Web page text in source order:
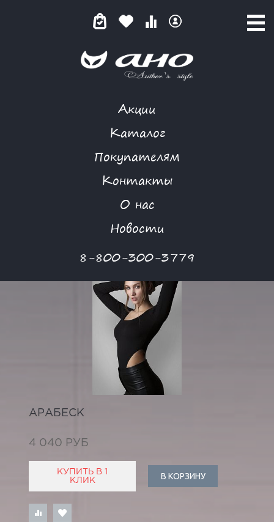
Акции
Каталог
Покупателям
Контакты
О нас
Новости
8-800-300-3779
КОМБИДРЕСС
АРАБЕСК
4 040 РУБ
КУПИТЬ В 1
КЛИК
В КОРЗИНУ